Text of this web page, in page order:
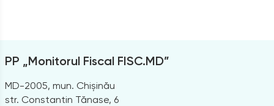
PP „Monitorul Fiscal FISC.MD”
MD-2005, mun. Chișinău
str. Constantin Tănase, 6